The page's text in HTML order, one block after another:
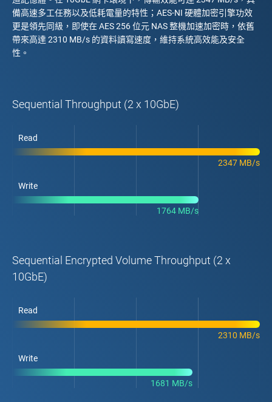
備高速多工任務以及低耗電量的特性；AES-NI 硬體加密引擎功效
更是領先同級，即使在 AES 256 位元 NAS 整機加速加密時，依舊
帶來高達 2310 MB/s 的資料讀寫速度，維持系統高效能及安全
性。
Sequential Throughput (2 x 10GbE)
Read
2347 MB/s
Write
1764 MB/s
Sequential Encrypted Volume Throughput (2 x
10GbE)
Read
2310 MB/s
Write
1681 MB/s